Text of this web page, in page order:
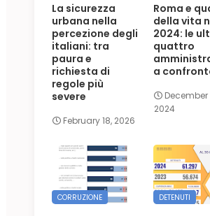
La sicurezza
urbana nella
percezione degli
italiani: tra
paura e
richiesta di
regole più
severe
February 18, 2026
Roma e
della vita
2024: le
quattro
a
December
2024
CORRUZIONE DETENUTI